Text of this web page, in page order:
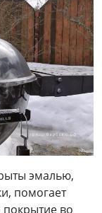
эмалью,
помогает
во